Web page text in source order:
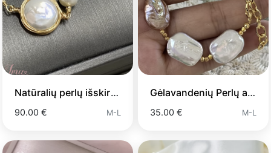
Natūralių perlų išskirtinė apyrankė
90.00 € M-L
Gėlavandenių Perlų apyrankė
35.00 € M-L